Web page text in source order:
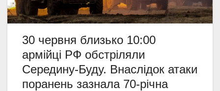
30 червня близько 10:00
армійці РФ обстріляли
Середину-Буду. Внаслідок атаки
поранень зазнала 70-річна